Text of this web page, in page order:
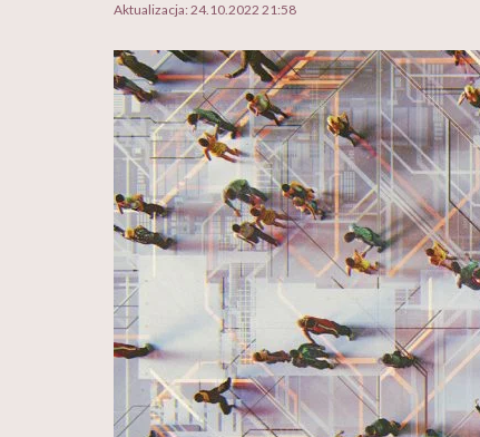
Aktualizacja: 24.10.2022 21:58